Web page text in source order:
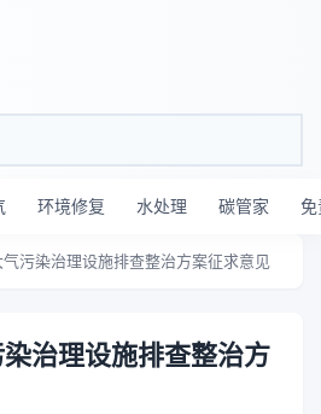
环境修复 水处理 碳管家 免
污染治理设施排查整治方案征求意见
治理设施排查整治方